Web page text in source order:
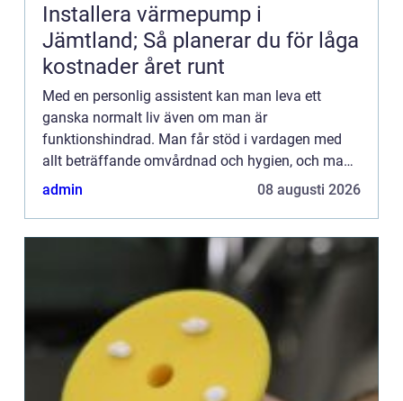
Installera värmepump i
Jämtland; Så planerar du för låga
kostnader året runt
Med en personlig assistent kan man leva ett
ganska normalt liv även om man är
funktionshindrad. Man får stöd i vardagen med
allt beträffande omvårdnad och hygien, och man
får hjälp med de rutiner man inte kl...
admin 08 augusti 2026